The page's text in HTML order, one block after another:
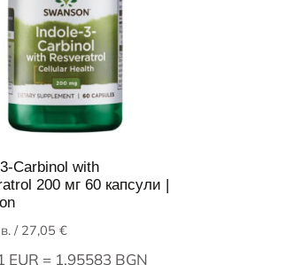
Carbinol with
200 мг 60 капсули |
/ 27,05 €
EUR = 1.95583 BGN